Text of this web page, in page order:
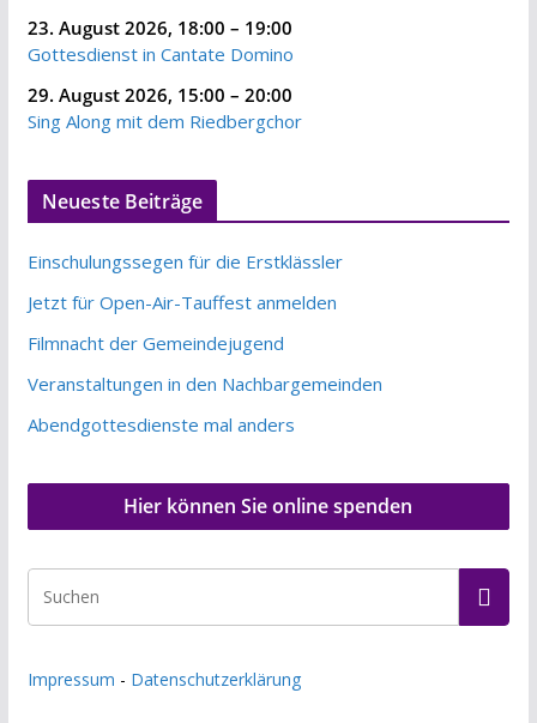
23. August 2026, 18:00 – 19:00
Gottesdienst in Cantate Domino
29. August 2026, 15:00 – 20:00
Sing Along mit dem Riedbergchor
Neueste Beiträge
Einschulungssegen für die Erstklässler
Jetzt für Open-Air-Tauffest anmelden
Filmnacht der Gemeindejugend
Veranstaltungen in den Nachbargemeinden
Abendgottesdienste mal anders
Hier können Sie online spenden
Impressum - Datenschutzerklärung